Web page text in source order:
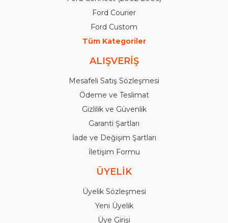
Ford Courier
Ford Custom
Tüm Kategoriler
ALIŞVERİŞ
Mesafeli Satış Sözleşmesi
Ödeme ve Teslimat
Gizlilik ve Güvenlik
Garanti Şartları
İade ve Değişim Şartları
İletişim Formu
ÜYELİK
Üyelik Sözleşmesi
Yeni Üyelik
Üye Girişi